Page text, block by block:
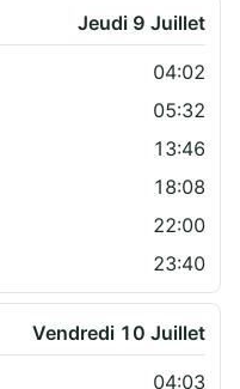
Jeudi 9 Juillet
04:02
05:32
13:46
18:08
22:00
23:40
Vendredi 10 Juillet
04:03